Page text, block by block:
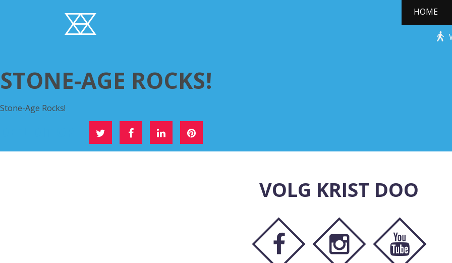
HOME
STONE-AGE ROCKS!
Stone-Age Rocks!
VOLG KRIST DOO